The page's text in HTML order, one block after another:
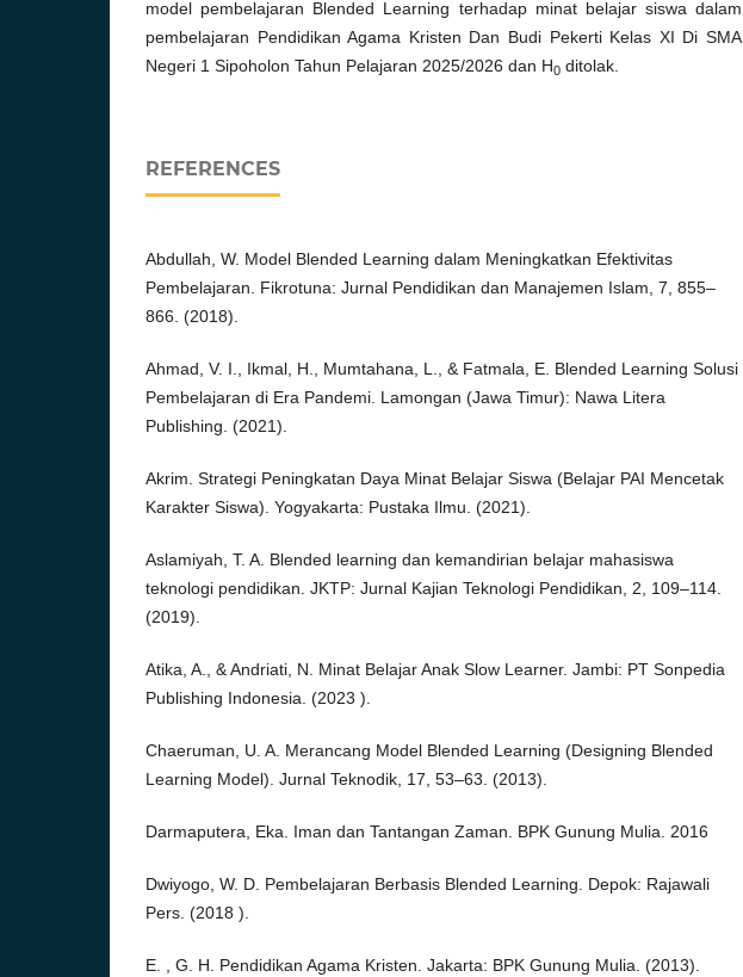
model pembelajaran Blended Learning terhadap minat belajar siswa dalam
pembelajaran Pendidikan Agama Kristen Dan Budi Pekerti Kelas XI Di SMA
Negeri 1 Sipoholon Tahun Pelajaran 2025/2026 dan H0 ditolak.
REFERENCES
Abdullah, W. Model Blended Learning dalam Meningkatkan Efektivitas
Pembelajaran. Fikrotuna: Jurnal Pendidikan dan Manajemen Islam, 7, 855–
866. (2018).
Ahmad, V. I., Ikmal, H., Mumtahana, L., & Fatmala, E. Blended Learning Solusi
Pembelajaran di Era Pandemi. Lamongan (Jawa Timur): Nawa Litera
Publishing. (2021).
Akrim. Strategi Peningkatan Daya Minat Belajar Siswa (Belajar PAI Mencetak
Karakter Siswa). Yogyakarta: Pustaka Ilmu. (2021).
Aslamiyah, T. A. Blended learning dan kemandirian belajar mahasiswa
teknologi pendidikan. JKTP: Jurnal Kajian Teknologi Pendidikan, 2, 109–114.
(2019).
Atika, A., & Andriati, N. Minat Belajar Anak Slow Learner. Jambi: PT Sonpedia
Publishing Indonesia. (2023 ).
Chaeruman, U. A. Merancang Model Blended Learning (Designing Blended
Learning Model). Jurnal Teknodik, 17, 53–63. (2013).
Darmaputera, Eka. Iman dan Tantangan Zaman. BPK Gunung Mulia. 2016
Dwiyogo, W. D. Pembelajaran Berbasis Blended Learning. Depok: Rajawali
Pers. (2018 ).
E. , G. H. Pendidikan Agama Kristen. Jakarta: BPK Gunung Mulia. (2013).